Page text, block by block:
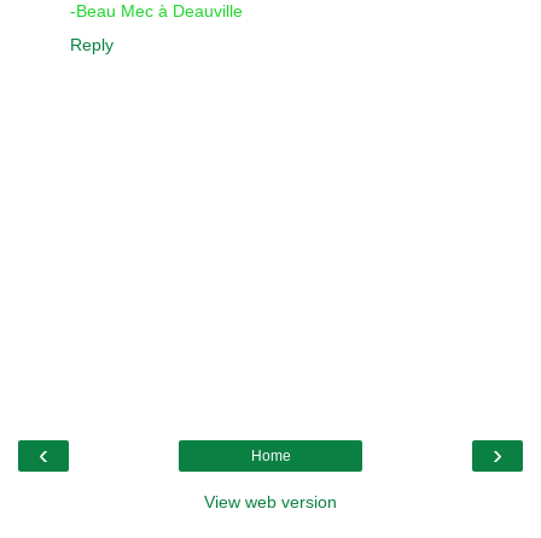
-Beau Mec à Deauville
Reply
‹ ›
Home
View web version